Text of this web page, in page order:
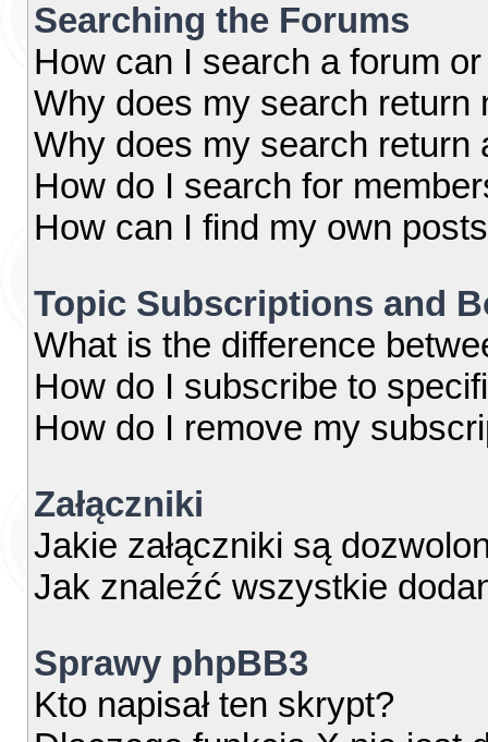
Searching the Forums
How can I search a forum
Why does my search return
Why does my search return
How do I search for
How can I find my own
Topic Subscriptions and
What is the difference
How do I subscribe to
How do I remove my
Załączniki
Jakie załączniki są
Jak znaleźć wszystkie
Sprawy phpBB3
Kto napisał ten skrypt?